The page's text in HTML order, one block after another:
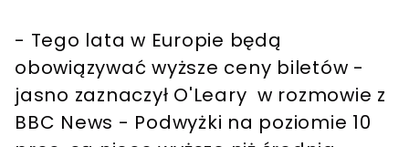
- Tego lata w Europie będą
obowiązywać wyższe ceny biletów -
jasno zaznaczył O'Leary w rozmowie z
BBC News - Podwyżki na poziomie 10